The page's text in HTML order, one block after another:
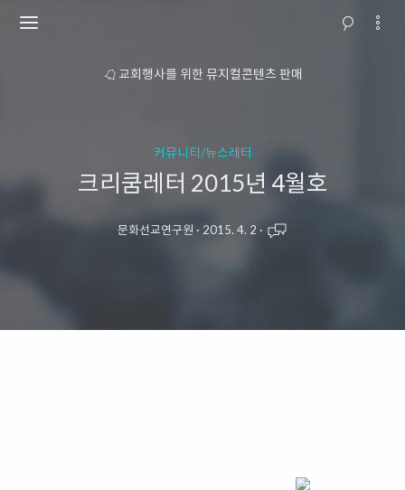
교회행사를 위한 뮤지컬콘텐츠 판매
커뮤니티/뉴스레터
크리쿰레터 2015년 4월호
문화선교연구원 · 2015. 4. 2 ·